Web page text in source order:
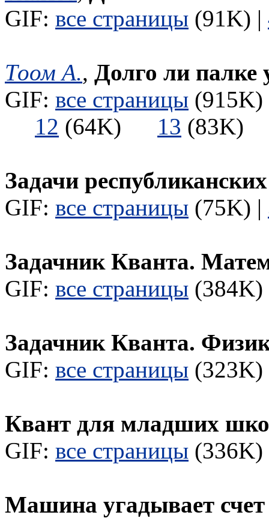
GIF: все страницы (91K) |
Тоом А., Долго ли палке
GIF: все страницы
12 (64K) 13
Задачи
GIF: все страницы (75K) |
Задачник Кванта.
GIF: все страницы
Задачник Кванта.
GIF: все страницы
Квант для младших
GIF: все страницы
Машина угадывает счет